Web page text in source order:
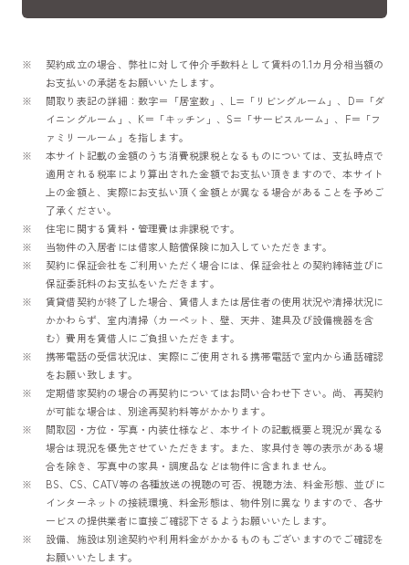
契約成立の場合、弊社に対して仲介手数料として賃料の1.1カ月分相当額の
お支払いの承諾をお願いいたします。
間取り表記の詳細：数字＝「居室数」、L=「リビングルーム」、D＝「ダ
イニングルーム」、K＝「キッチン」、S=「サービスルーム」、F＝「フ
ァミリールーム」を指します。
本サイト記載の金額のうち消費税課税となるものについては、支払時点で
適用される税率により算出された金額でお支払い頂きますので、本サイト
上の金額と、実際にお支払い頂く金額とが異なる場合があることを予めご
了承ください。
住宅に関する賃料・管理費は非課税です。
当物件の入居者には借家人賠償保険に加入していただきます。
契約に保証会社をご利用いただく場合には、保証会社との契約締結並びに
保証委託料のお支払をいただきます。
賃貸借契約が終了した場合、賃借人または居住者の使用状況や清掃状況に
かかわらず、室内清掃（カーペット、壁、天井、建具及び設備機器を含
む）費用を賃借人にご負担いただきます。
携帯電話の受信状況は、実際にご使用される携帯電話で室内から通話確認
をお願い致します。
定期借家契約の場合の再契約についてはお問い合わせ下さい。尚、再契約
が可能な場合は、別途再契約料等がかかります。
間取図・方位・写真・内装仕様など、本サイトの記載概要と現況が異なる
場合は現況を優先させていただきます。また、家具付き等の表示がある場
合を除き、写真中の家具・調度品などは物件に含まれません。
BS、CS、CATV等の各種放送の視聴の可否、視聴方法、料金形態、並びに
インターネットの接続環境、料金形態は、物件別に異なりますので、各サ
ービスの提供業者に直接ご確認下さるようお願いいたします。
設備、施設は別途契約や利用料金がかかるものもございますのでご確認を
お願いいたします。